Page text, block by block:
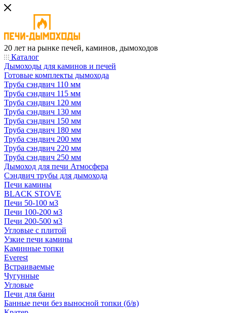
20 лет на рынке печей, каминов, дымоходов
Каталог
Дымоходы для каминов и печей
Готовые комплекты дымохода
Труба сэндвич 110 мм
Труба сэндвич 115 мм
Труба сэндвич 120 мм
Труба сэндвич 130 мм
Труба сэндвич 150 мм
Труба сэндвич 180 мм
Труба сэндвич 200 мм
Труба сэндвич 220 мм
Труба сэндвич 250 мм
Дымоход для печи Атмосфера
Сэндвич трубы для дымохода
Печи камины
BLACK STOVE
Печи 50-100 м3
Печи 100-200 м3
Печи 200-500 м3
Угловые с плитой
Узкие печи камины
Каминные топки
Everest
Встраиваемые
Чугунные
Угловые
Печи для бани
Банные печи без выносной топки (б/в)